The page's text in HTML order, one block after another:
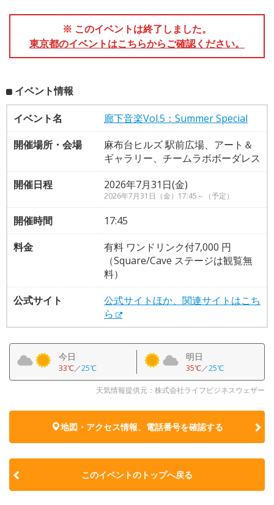
※ このイベントは終了しました。
東京都のイベントはこちらからご確認ください。
イベント情報
イベント名
廊下音楽Vol.5：Summer Special
開催場所・会場
麻布台ヒルズ 駅前広場、アート＆
ギャラリー、チームラボボーダレス
開催日程
2026年7月31日(金)
2026年7月31日（金）17:45～（予定）
開催時間
17:45
料金
有料 ワンドリンク付7,000 円
（Square/Cave ステージは観覧無
料）
公式サイト
公式サイトほか、関連サイトはこち
ら
今日
33℃／25℃
明日
35℃／25℃
天気情報提供元：株式会社ライフビジネスウェザー
地図・アクセス情報、電話番号を確認する
このイベントのトップへ戻る